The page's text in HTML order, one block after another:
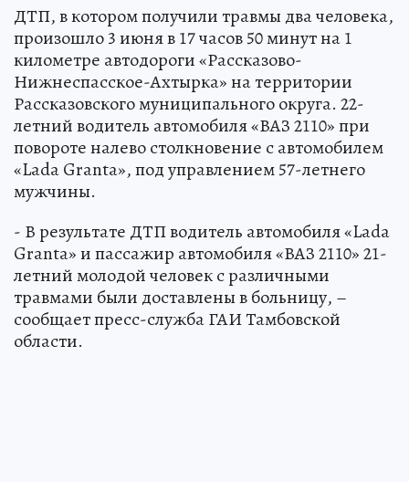
ДТП, в котором получили травмы два человека,
произошло 3 июня в 17 часов 50 минут на 1
километре автодороги «Рассказово-
Нижнеспасское-Ахтырка» на территории
Рассказовского муниципального округа. 22-
летний водитель автомобиля «ВАЗ 2110» при
повороте налево столкновение с автомобилем
«Lada Granta», под управлением 57-летнего
мужчины.
- В результате ДТП водитель автомобиля «Lada
Granta» и пассажир автомобиля «ВАЗ 2110» 21-
летний молодой человек с различными
травмами были доставлены в больницу, –
сообщает пресс-служба ГАИ Тамбовской
области.